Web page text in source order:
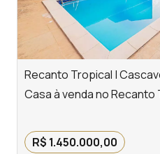
Recanto Tropical |
Casa à venda no Recanto
R$ 1.450.000,00